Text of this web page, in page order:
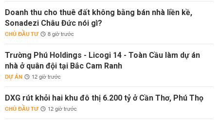
Doanh thu cho thuê đất không bằng bán nhà liền kề,
Sonadezi Châu Đức nói gì?
CHỦ ĐẦU TƯ 8 giờ trước
Trường Phú Holdings - Licogi 14 - Toàn Cầu làm dự án
nhà ở quân đội tại Bắc Cam Ranh
DỰ ÁN 12 giờ trước
DXG rút khỏi hai khu đô thị 6.200 tỷ ở Cần Thơ, Phú Thọ
CHỦ ĐẦU TƯ 12 giờ trước